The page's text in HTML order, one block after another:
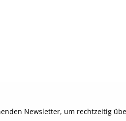
Newsletter, um rechtzeitig